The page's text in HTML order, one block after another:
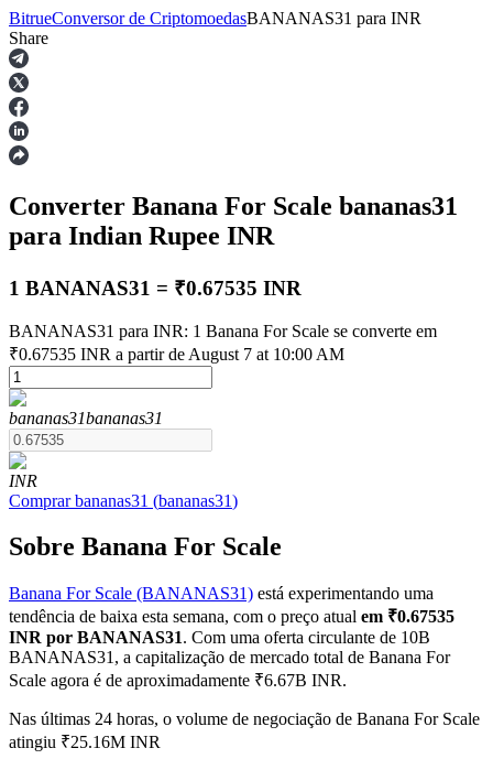
Futuros
Futuros de USDT
Futuros usando USDT como garantia
Futuros COIN-M
Futuros de criptomoeda
TradFi
Derivativos de ações, câmbio, metais preciosos e commodities
BitrueConversor de CriptomoedasBANANAS31 para INR
Share
Converter Banana For Scale bananas31
para Indian Rupee INR
1 BANANAS31 = ₹0.67535 INR
BANANAS31 para INR: 1 Banana For Scale se converte em
₹0.67535 INR a partir de August 7 at 10:00 AM
bananas31bananas31
INR
Comprar bananas31 (bananas31)
Sobre Banana For Scale
Banana For Scale (BANANAS31) está experimentando uma
tendência de baixa esta semana, com o preço atual em ₹0.67535
INR por BANANAS31. Com uma oferta circulante de 10B
BANANAS31, a capitalização de mercado total de Banana For
Scale agora é de aproximadamente ₹6.67B INR.
Nas últimas 24 horas, o volume de negociação de Banana For Scale
atingiu ₹25.16M INR